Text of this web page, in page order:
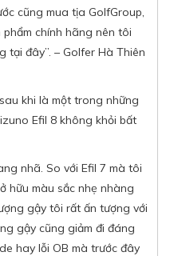
cũng mua tịa GolfGroup,
chính hãng nên tôi
tại đây”. – Golfer Hà Thiên
khi là một trong những
Efil 8 không khỏi bất
nhã. So với Efil 7 mà tôi
hữu màu sắc nhẹ nhàng
gậy tôi rất ấn tượng với
gậy cũng giảm đi đáng
hay lỗi OB mà trước đây